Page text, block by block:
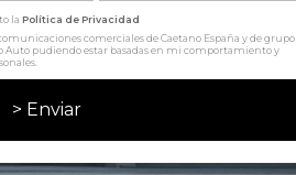
la Política de Privacidad
comerciales de Caetano España y de grupo
Auto pudiendo estar basadas en mi comportamiento y